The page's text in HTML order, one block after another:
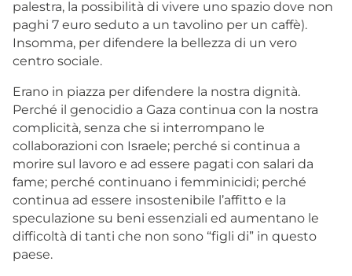
palestra, la possibilità di vivere uno spazio dove non
paghi 7 euro seduto a un tavolino per un caffè).
Insomma, per difendere la bellezza di un vero
centro sociale.
Erano in piazza per difendere la nostra dignità.
Perché il genocidio a Gaza continua con la nostra
complicità, senza che si interrompano le
collaborazioni con Israele; perché si continua a
morire sul lavoro e ad essere pagati con salari da
fame; perché continuano i femminicidi; perché
continua ad essere insostenibile l’affitto e la
speculazione su beni essenziali ed aumentano le
difficoltà di tanti che non sono “figli di” in questo
paese.